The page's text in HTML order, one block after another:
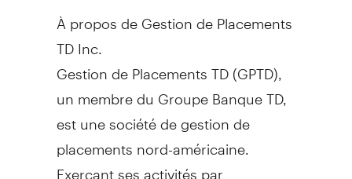
À propos de Gestion de Placements
TD Inc.
Gestion de Placements TD (GPTD),
un membre du Groupe Banque TD,
est une société de gestion de
placements nord-américaine.
Exerçant ses activités par